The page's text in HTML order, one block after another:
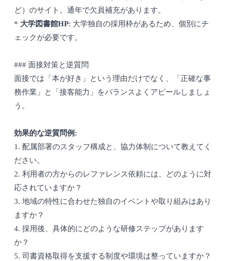
ど）のサイト。通年で欠員補充があります。
* 大学図書館HP: 大学独自の採用枠があるため、個別にチ
ェックが必要です。
### 面接対策と逆質問
面接では「本が好き」という理由だけでなく、「正確な事
務作業」と「接客能力」をバランスよくアピールしましょ
う。
効果的な逆質問例:
1. 配属部署のスタッフ構成と、協力体制について教えてく
ださい。
2. 利用者の方からのレファレンス依頼には、どのように対
応されていますか？
3. 地域の特性に合わせた独自のイベントや取り組みはあり
ますか？
4. 採用後、具体的にどのような研修ステップがあります
か？
5. 司書資格取得を支援する制度や環境は整っていますか？